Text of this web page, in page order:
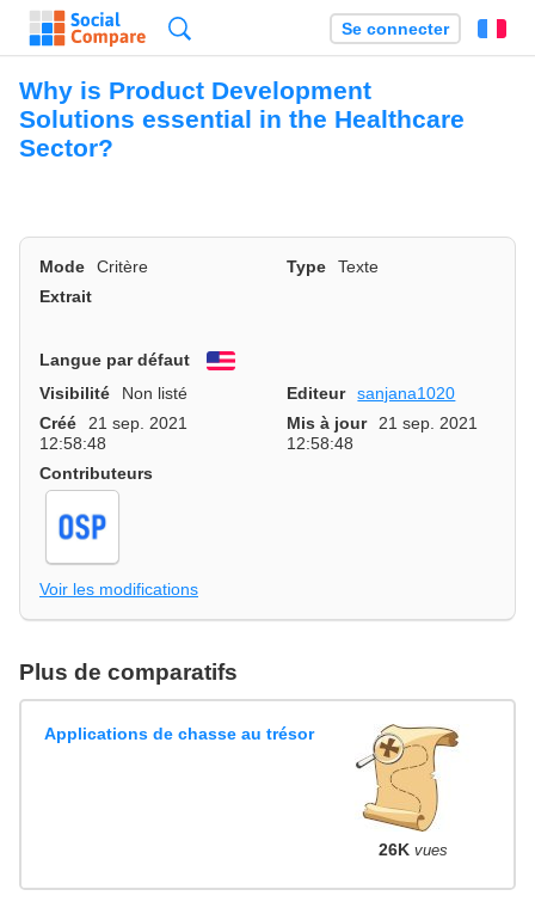
Se connecter
Why is Product Development
Solutions essential in the Healthcare
Sector?
Mode Critère Type
Texte
Extrait
Langue par défaut
English
Visibilité
Non listé Editeur
sanjana1020
Créé
21 sep. 2021
12:58:48
Mis à jour
21 sep. 2021
12:58:48
Contributeurs
Voir les modifications
Plus de comparatifs
Applications de chasse au trésor
26K vues